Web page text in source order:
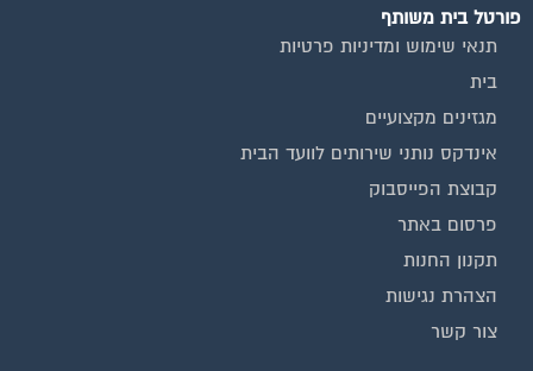
פורטל בית משותף
תנאי שימוש ומדיניות פרטיות
בית
מגזינים מקצועיים
אינדקס נותני שירותים לוועד הבית
קבוצת הפייסבוק
פרסום באתר
תקנון החנות
הצהרת נגישות
צור קשר